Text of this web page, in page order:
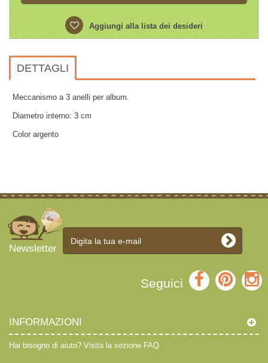
Aggiungi alla lista dei desideri
DETTAGLI
Meccanismo a 3 anelli per album.
Diametro interno: 3 cm
Color argento
Newsletter
Seguici
INFORMAZIONI
Hai bisogno di aiuto? Visita la sezione FAQ